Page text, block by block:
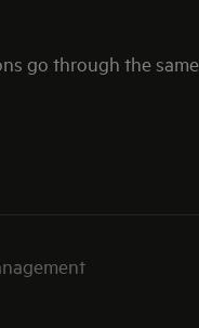
go through the